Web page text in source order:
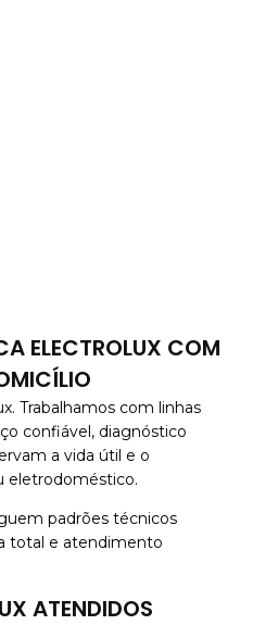
ELECTROLUX COM
Trabalhamos com linhas
confiável, diagnóstico
a vida útil e o
eletrodoméstico.
padrões técnicos
total e atendimento
ATENDIDOS